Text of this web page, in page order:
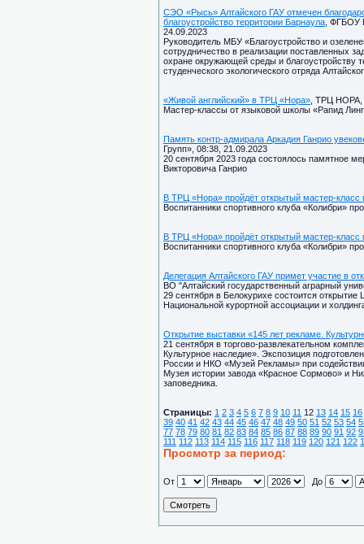
СЭО «Рысь» Алтайского ГАУ отмечен
благоустройство территории Барнаула , ФГБОУ
24.09.2023
Руководитель МБУ «Благоустройство и
сотрудничество в реализации поставленных
охране окружающей среды и благоустройству
студенческого экологического отряда
«Живой английский» в ТРЦ «Нора» , ТРЦ НОРА,
Мастер-классы от языковой школы «Рапид
Память контр-адмирала Аркадия Ганрио
Групп», 08:38, 21.09.2023
20 сентября 2023 года состоялось памятное
Викторовича Ганрио
В ТРЦ «Нора» пройдёт открытый мастер-класс
Воспитанники спортивного клуба «Колибри»
В ТРЦ «Нора» пройдёт открытый мастер-класс
Воспитанники спортивного клуба «Колибри»
Делегация Алтайского ГАУ примет участие в
ВО "Алтайский государственный аграрный
29 сентября в Белокурихе состоится
Национальной курортной ассоциации и
Открытие выставки «145 лет рекламе.
21 сентября в торгово-развлекательном
Культурное наследие». Экспозиция
России и НКО «Музей Рекламы» при
Музея истории завода «Красное Сормово» и
заповедника.
Страницы: 1 2 3 4 5 6 7 8 9 10 11 12 13 14 15 16
39 40 41 42 43 44 45 46 47 48 49 50 51 52 53 54
77 78 79 80 81 82 83 84 85 86 87 88 89 90 91 92
111 112 113 114 115 116 117 118 119 120 121 122
Просмотр за период:
От До